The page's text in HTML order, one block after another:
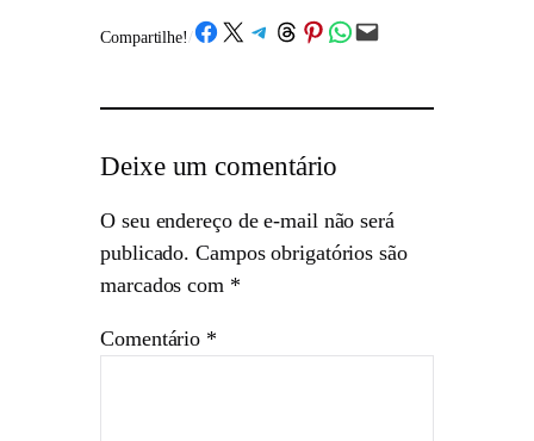
Compartilhe!/Share on Facebook
Share on X Share on Telegram
Share on Threads
Share on Pinterest
Share on WhatsApp
Email this Page
Deixe um comentário
O seu endereço de e-mail não será
publicado. Campos obrigatórios são
marcados com *
Comentário *